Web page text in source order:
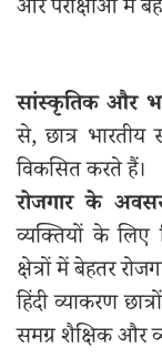
और परीक्षाओं में
सांस्कृतिक और
से, छात्र
विकसित करते हैं।
रोजगार के
व्यक्तियों के लिए
क्षेत्रों में बेहतर
हिंदी व्याकरण
समग्र शैक्षिक और